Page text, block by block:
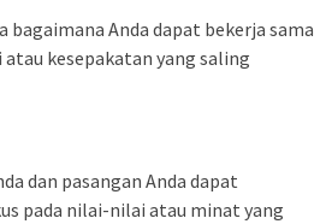
bagaimana Anda dapat bekerja sama
kesepakatan yang saling
dan pasangan Anda dapat
pada nilai-nilai atau minat yang